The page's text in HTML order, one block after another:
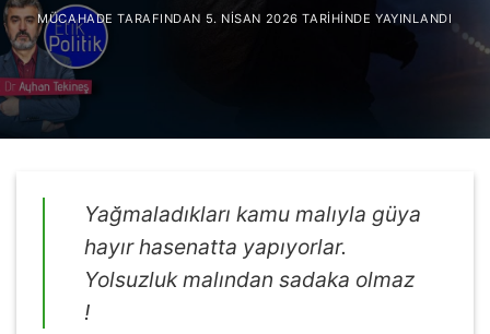
MÜCAHADE TARAFINDAN 5. NISAN 2026 TARIHINDE YAYINLANDI
Yağmaladıkları kamu malıyla güya
hayır hasenatta yapıyorlar.
Yolsuzluk malından sadaka olmaz
!